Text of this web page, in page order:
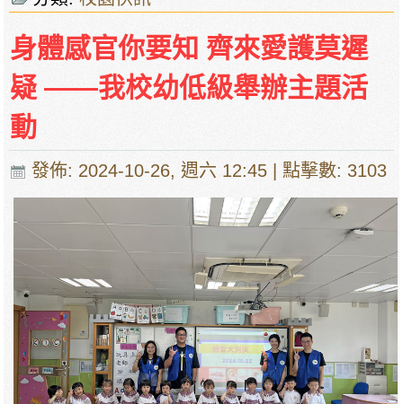
身體感官你要知 齊來愛護莫遲
疑 ——我校幼低級舉辦主題活
動
發佈: 2024-10-26, 週六 12:45 | 點擊數: 3103